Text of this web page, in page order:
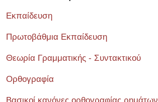
Εκπαίδευση
Πρωτοβάθμια Εκπαίδευση
Θεωρία Γραμματικής - Συντακτικού
Ορθογραφία